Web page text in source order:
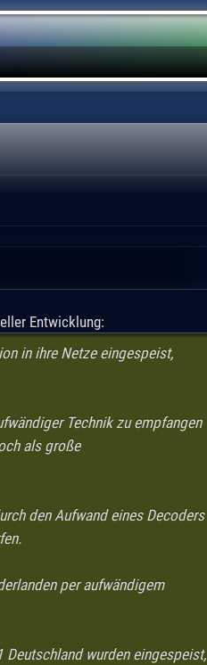
Entwicklung:
in ihre Netze eingespeist,
Technik zu empfangen
als große
den Aufwand eines Decoders
per aufwändigem
Deutschland wurden eingespeist,